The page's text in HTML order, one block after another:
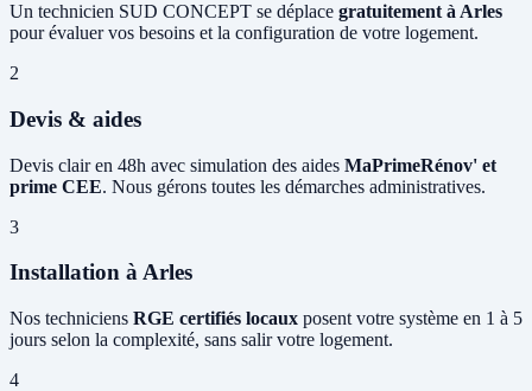
Un technicien SUD CONCEPT se déplace gratuitement à Arles
pour évaluer vos besoins et la configuration de votre logement.
2
Devis & aides
Devis clair en 48h avec simulation des aides MaPrimeRénov' et
prime CEE. Nous gérons toutes les démarches administratives.
3
Installation à Arles
Nos techniciens RGE certifiés locaux posent votre système en 1 à 5
jours selon la complexité, sans salir votre logement.
4